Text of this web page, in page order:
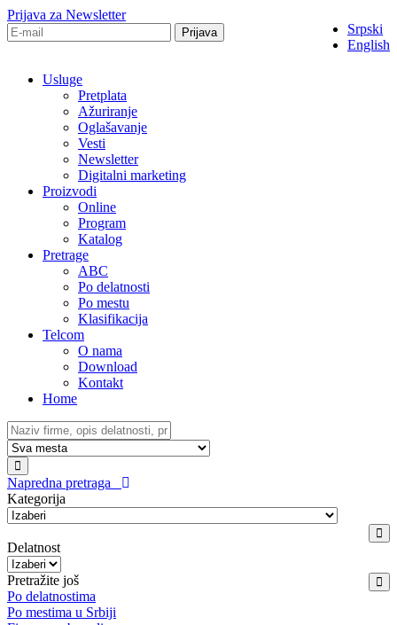
Srpski
English
Prijava za Newsletter
Usluge
Pretplata
Ažuriranje
Oglašavanje
Vesti
Newsletter
Digitalni marketing
Proizvodi
Online
Program
Katalog
Pretrage
ABC
Po delatnosti
Po mestu
Klasifikacija
Telcom
O nama
Download
Kontakt
Home
Napredna pretraga
Kategorija
Delatnost
Pretražite još
Po delatnostima
Po mestima u Srbiji